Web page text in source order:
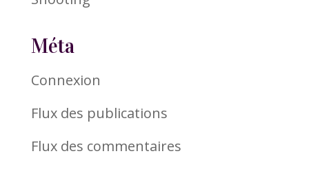
Méta
Connexion
Flux des publications
Flux des commentaires